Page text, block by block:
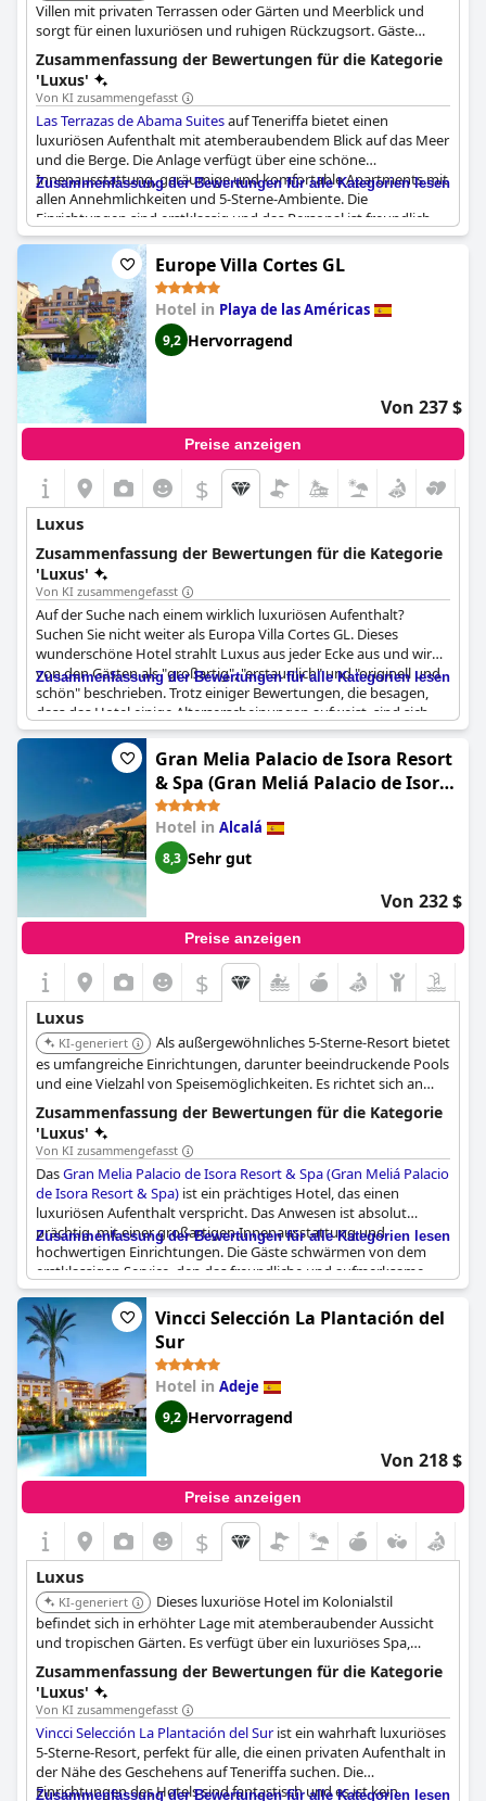
Villen mit privaten Terrassen oder Gärten und Meerblick und
sorgt für einen luxuriösen und ruhigen Rückzugsort. Gäste
haben Zugang zu beheizten Infinity-Pools und den
Einrichtungen des Abama Resorts, einschließlich des Golfplatzes
und der Restaurants von Martín Berasategui.
Zusammenfassung der Bewertungen für die Kategorie
'Luxus'
Von KI zusammengefasst
Las Terrazas de Abama Suitesauf Teneriffa bietet einen
luxuriösen Aufenthalt mit atemberaubendem Blick auf das Meer
und die Berge. Die Anlage verfügt über eine schöne
Innenausstattung, geräumige und komfortable Apartments mit
allen Annehmlichkeiten und 5-Sterne-Ambiente. Die
Einrichtungen sind erstklassig und das Personal ist freundlich
und zuvorkommend, was zu einem wirklich entspannenden und
hochwertigen Erlebnis führt. Einige Apartments verfügen sogar
über einen eigenen Whirlpool und eine eigene Rasenfläche, die
für ultimative Privatsphäre sorgen. Die Anlage strahlt Luxus aus
und ist ideal für alle, die sich einen besonderen Urlaub gönnen
möchten.Las Terrazas de Abama Suitesist zwar ein bisschen
teuer, aber ein wunderschöner Ort, der seinem 5-Sterne-Ruf
gerecht wird.
Zusammenfassung der Bewertungen für alle Kategorien lesen
Europe Villa Cortes GL
Hotel in Playa de las Américas
9,2 Hervorragend
Von 237 $
Preise anzeigen
$
Luxus
Zusammenfassung der Bewertungen für die Kategorie
'Luxus'
Von KI zusammengefasst
Auf der Suche nach einem wirklich luxuriösen Aufenthalt?
Suchen Sie nicht weiter als Europa Villa Cortes GL. Dieses
wunderschöne Hotel strahlt Luxus aus jeder Ecke aus und wird
von den Gästen als "großartig", "erstaunlich" und "originell und
schön" beschrieben. Trotz einiger Bewertungen, die besagen,
dass das Hotel einige Alterserscheinungen aufweist, sind sich
die Gäste einig, dass es wirklich ein 5-Sterne-Erlebnis ist. Die
Einrichtung wird als "barock und aufgeladen" beschrieben, aber
immer noch interessant und schön. Die Lage ist ideal: ein kleines
mexikanisches Dorf, das sich perfekt zum Faulenzen in der
Sonne eignet, und jede Menge Sonnenliegen zur Auswahl. Die
Gäste schwärmen vom außergewöhnlichen Personal und den
Einrichtungen des Hotels, die allesamt auf dem
höchstmöglichen Standard gehalten werden. Ob Sie einen
ruhigen Rückzugsort oder eine luxuriöse Flucht suchen,
ist die perfekte Wahl.
Zusammenfassung der Bewertungen für alle Kategorien lesen
Gran Melia Palacio de Isora Resort
& Spa (Gran Meliá Palacio de Isora
Resort & Spa)
Hotel in Alcalá
8,3 Sehr gut
Von 232 $
Preise anzeigen
$
Luxus
KI-generiert
Als außergewöhnliches 5-Sterne-Resort bietet
es umfangreiche Einrichtungen, darunter beeindruckende Pools
und eine Vielzahl von Speisemöglichkeiten. Es richtet sich an
eine anspruchsvolle Klientel, die ein umfassendes und
luxuriöses Resort-Erlebnis sucht.
Zusammenfassung der Bewertungen für die Kategorie
'Luxus'
Von KI zusammengefasst
DasGran Melia Palacio de Isora Resort & Spa (Gran Meliá Palacio
de Isora Resort & Spa) ist ein prächtiges Hotel, das einen
luxuriösen Aufenthalt verspricht. Das Anwesen ist absolut
prächtig, mit einer großartigen Innenausstattung und
hochwertigen Einrichtungen. Die Gäste schwärmen von dem
erstklassigen Service, den das freundliche und aufmerksame
Personal bietet. Die All-inclusive-Anlage von höchster Qualität
bietet ein außergewöhnliches Urlaubserlebnis. Allerdings gibt es
einige gemischte Bewertungen über den allgemeinen Luxus des
Hotels, wobei einige Gäste den 5-Sterne-Status in Frage stellen.
Einige kleinere Details in den Zimmern entsprachen nicht dem
Standard, den man von einem Hotel dieses Kalibers erwartet,
aber insgesamt ist das Hotel sehr zu empfehlen. Einige Gäste
berichteten auch über Probleme mit dem Klassensystem des
Hotels und verschiedene Macken, die als negative Punkte
angesehen werden könnten. Das Erlebnis im Red Level wurde
von den Gästen jedoch sehr positiv bewertet. Trotz einiger
Verbesserungsmöglichkeiten hatte die Mehrheit der Gäste
einen fantastischen Aufenthalt und kann das Hotel anderen, die
einen luxuriösen und entspannenden Urlaub verbringen
möchten, wärmstens empfehlen.
Zusammenfassung der Bewertungen für alle Kategorien lesen
Vincci Selección La Plantación del
Sur
Hotel in Adeje
9,2 Hervorragend
Von 218 $
Preise anzeigen
$
Luxus
KI-generiert
Dieses luxuriöse Hotel im Kolonialstil
befindet sich in erhöhter Lage mit atemberaubender Aussicht
und tropischen Gärten. Es verfügt über ein luxuriöses Spa,
mehrere Pools und eine elegante Einrichtung und bietet einen
exquisiten Raum zur Entspannung.
Zusammenfassung der Bewertungen für die Kategorie
'Luxus'
Von KI zusammengefasst
Vincci Selección La Plantación del Surist ein wahrhaft luxuriöses
5-Sterne-Resort, perfekt für alle, die einen privaten Aufenthalt in
der Nähe des Geschehens auf Teneriffa suchen. Die
Einrichtungen des Hotels sind fantastisch und es ist kein
Zusammenfassung der Bewertungen für alle Kategorien lesen